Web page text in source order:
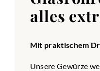
alles
Mit praktischem
Unsere Gewürze